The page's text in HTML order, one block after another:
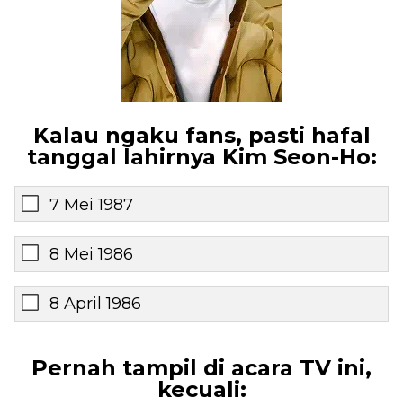
Kalau ngaku fans, pasti hafal
tanggal lahirnya Kim Seon-Ho:
7 Mei 1987
8 Mei 1986
8 April 1986
Pernah tampil di acara TV ini,
kecuali: